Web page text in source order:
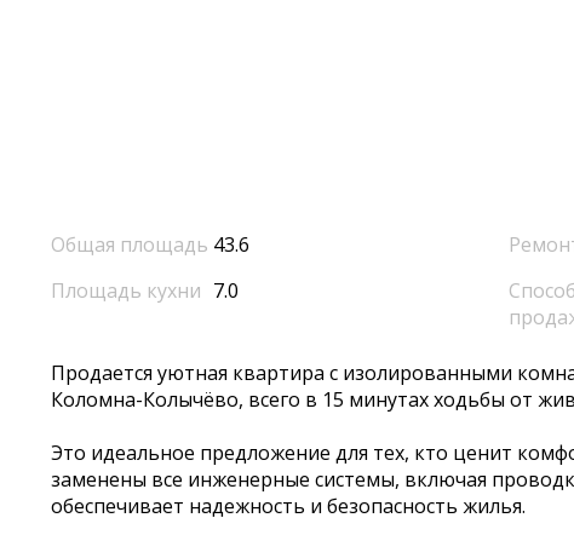
Общая площадь 43.6
Площадь кухни 7.0
Способ
Продается уютная квартира с изолированными
Коломна-Колычёво, всего в 15 минутах ходьбы от
Это идеальное предложение для тех, кто ценит
заменены все инженерные системы, включая
обеспечивает надежность и безопасность жилья.